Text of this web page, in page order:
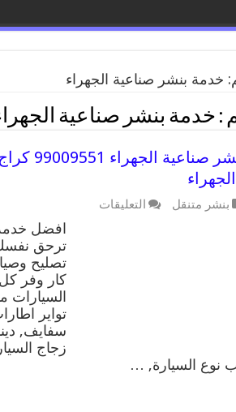
خدمة بنشر صناعية الجهراء
: خدمة بنشر صناعية
افضل
بنشر متنقل التعليقات
صناعية
الجهراء
99009551
افضل خدمة
ترحق
تصليح
كار وفر
السيارات
تواير
سفايف,
زجاج
نوع السيارة, …